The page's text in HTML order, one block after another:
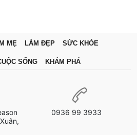
MẸ LÀM ĐẸP SỨC KHỎE
SỐNG KHÁM PHÁ
0936 99 3933